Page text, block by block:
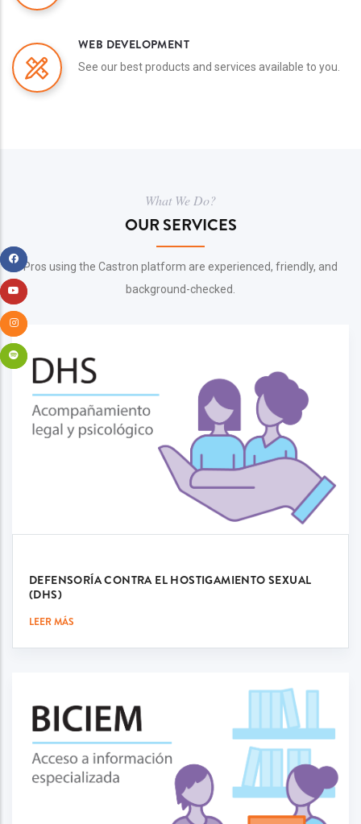
WEB DEVELOPMENT
See our best products and services available to you.
What We Do?
OUR SERVICES
Pros using the Castron platform are experienced, friendly, and
background-checked.
DEFENSORÍA CONTRA EL HOSTIGAMIENTO SEXUAL
(DHS)
LEER MÁS